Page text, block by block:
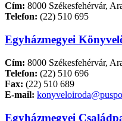
Cím: 8000 Székesfehérvár,
Telefon: (22) 510 695
Egyházmegyei
Cím: 8000 Székesfehérvár,
Telefon: (22) 510 696
Fax: (22) 510 689
E-mail:
Egyházmegyei